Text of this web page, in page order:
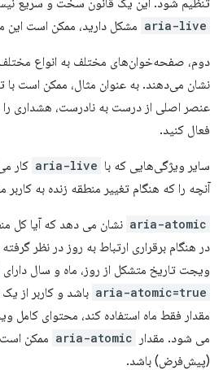
aria-live مشکل دارید، ممکن است این
دوم، صفحه‌خوان‌های مختلف به انواع
نشان می‌دهند. به عنوان مثال، ممکن است با
عنصر اصلی از درست به نادرست، هشداری
فعال کنید.
سایر ویژگی‌هایی که با aria-live کار
آنچه را که هنگام تغییر منطقه زنده به
aria-atomic نشان می دهد که آیا کل
در هنگام برقراری ارتباط به روز در نظر
ویجت تاریخ متشکل از روز، ماه و سال دارای
aria-atomic=true باشد و کاربر از یک
مقدار فقط ماه استفاده کند، محتوای کامل
می شود. مقدار
aria-atomic ممکن است
(پیش‌فرض) باشد.